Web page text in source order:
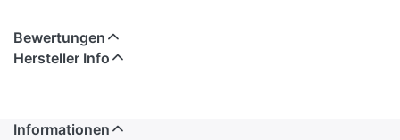
Bewertungen
Hersteller Info
Informationen